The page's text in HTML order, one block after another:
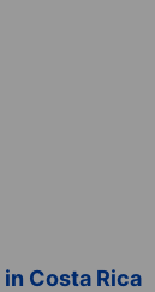
Costa Rica